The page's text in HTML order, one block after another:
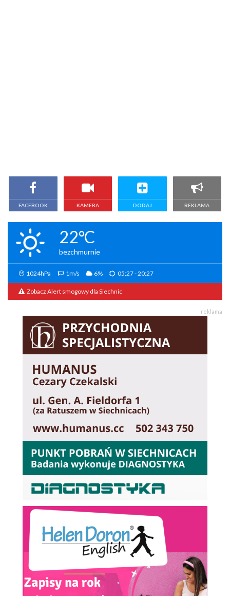
FACEBOOK KAMERA DODAJ REKLAMA
22°C
bezchmurnie
1024hPa 1m/s 6% 05:27 - 20:27
Zobacz Alert smogowy dla Siechnic
reklama